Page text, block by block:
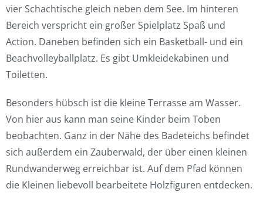
vier Schachtische gleich neben dem See. Im hinteren
Bereich verspricht ein großer Spielplatz Spaß und
Action. Daneben befinden sich ein Basketball- und ein
Beachvolleyballplatz. Es gibt Umkleidekabinen und
Toiletten.
Besonders hübsch ist die kleine Terrasse am Wasser.
Von hier aus kann man seine Kinder beim Toben
beobachten. Ganz in der Nähe des Badeteichs befindet
sich außerdem ein Zauberwald, der über einen kleinen
Rundwanderweg erreichbar ist. Auf dem Pfad können
die Kleinen liebevoll bearbeitete Holzfiguren entdecken.